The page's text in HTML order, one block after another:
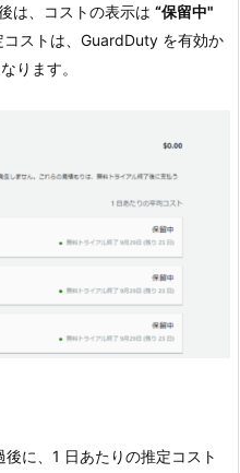
は、コストの表示は “保留中"
ストは、GuardDuty を有効か
ります。
に、1 日あたりの推定コスト